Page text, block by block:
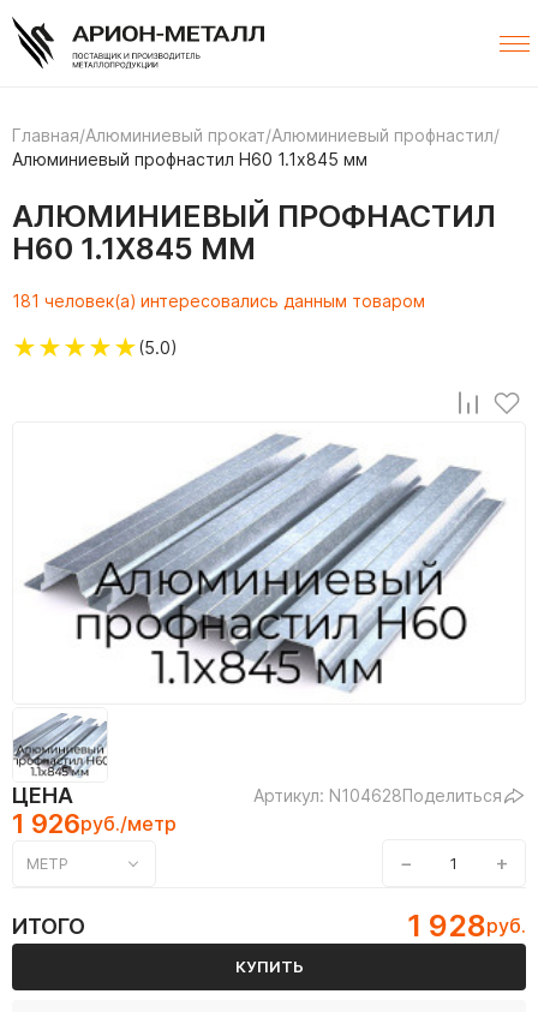
Главная/Алюминиевый прокат/Алюминиевый профнастил/
Алюминиевый профнастил Н60 1.1х845 мм
АЛЮМИНИЕВЫЙ ПРОФНАСТИЛ
Н60 1.1Х845 ММ
181 человек(а) интересовались данным товаром
★★★★★(5.0)
ЦЕНА Артикул: N104628Поделиться
1 926руб./метр
МЕТР − +
ИТОГО 1 928руб.
КУПИТЬ